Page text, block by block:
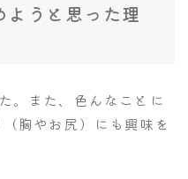
うと思った理
。また、色んなことに
胸やお尻）にも興味を